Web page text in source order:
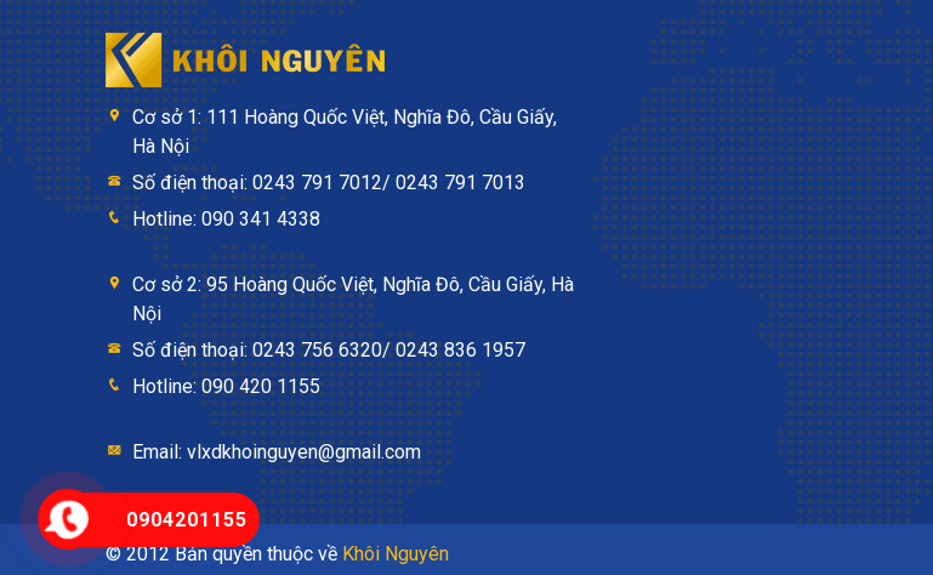
Cơ sở 1: 111 Hoàng Quốc Việt, Nghĩa Đô, Cầu Giấy,
Hà Nội
Số điện thoại: 0243 791 7012/ 0243 791 7013
Hotline: 090 341 4338
Cơ sở 2: 95 Hoàng Quốc Việt, Nghĩa Đô, Cầu Giấy, Hà
Nội
Số điện thoại: 0243 756 6320/ 0243 836 1957
Hotline: 090 420 1155
Email: vlxdkhoinguyen@gmail.com
© 2012 Bản quyền thuộc về Khôi Nguyên
0904201155